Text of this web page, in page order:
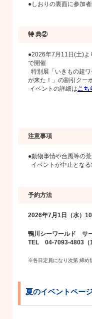
●しおりの裏面に参加
特 典②
●2026年7月11日(土)よ
で開催
特別展「いきもの超
が来た！」の割引クー
イベントの詳細はこち
注意事項
●動物事情や台風等の荒
イベントが中止とな
予約方法
2026年7月1日（水）
鴨川シーワールド サ
TEL 04-7093-4803（
※各日定員になり次第 締め
夏のイベントペー